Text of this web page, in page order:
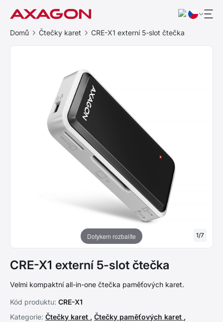
Domů Čtečky karet CRE-X1 externí 5-slot čtečka
Dotykem rozbalíte 1/7
CRE-X1 externí 5-slot čtečka
Velmi kompaktní all-in-one čtečka paměťových karet.
Kód produktu: CRE-X1
Kategorie: Čtečky karet , Čtečky paměťových karet ,